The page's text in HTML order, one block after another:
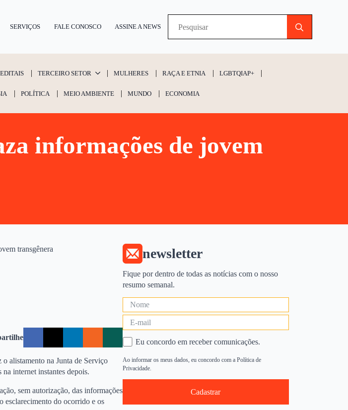
SERVIÇOS FALE CONOSCO ASSINE A NEWS
EDITAIS TERCEIRO SETOR MULHERES RAÇA E ETNIA LGBTQIAP+
POLÍTICA MEIO AMBIENTE MUNDO ECONOMIA
informações de jovem
transgênera
alistamento na Junta de Serviço
internet instantes depois.
sem autorização, das informações
esclarecimento do ocorrido e os
newsletter
Fique por dentro de todas as notícias com o nosso
resumo semanal.
Eu concordo em receber comunicações.
Ao informar os meus dados, eu concordo com a Política de
Privacidade.
Cadastrar